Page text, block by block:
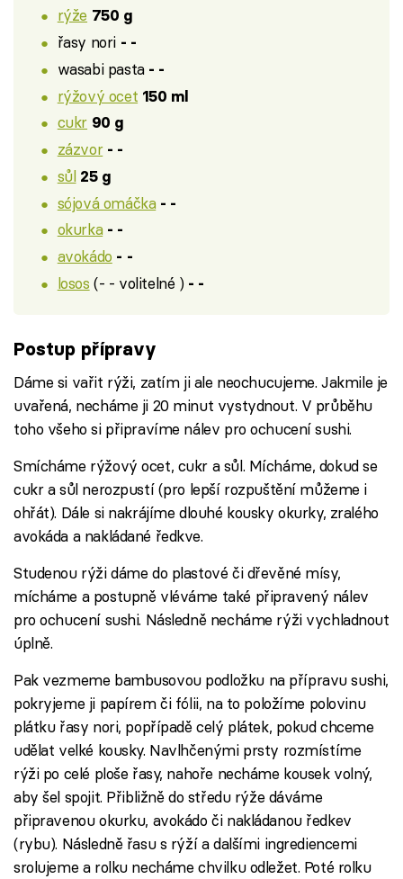
rýže 750 g
řasy nori - -
wasabi pasta - -
rýžový ocet 150 ml
cukr 90 g
zázvor - -
sůl 25 g
sójová omáčka - -
okurka - -
avokádo - -
losos (- - volitelné ) - -
Postup přípravy
Dáme si vařit rýži, zatím ji ale neochucujeme. Jakmile je
uvařená, necháme ji 20 minut vystydnout. V průběhu
toho všeho si připravíme nálev pro ochucení sushi.
Smícháme rýžový ocet, cukr a sůl. Mícháme, dokud se
cukr a sůl nerozpustí (pro lepší rozpuštění můžeme i
ohřát). Dále si nakrájíme dlouhé kousky okurky, zralého
avokáda a nakládané ředkve.
Studenou rýži dáme do plastové či dřevěné mísy,
mícháme a postupně vléváme také připravený nálev
pro ochucení sushi. Následně necháme rýži vychladnout
úplně.
Pak vezmeme bambusovou podložku na přípravu sushi,
pokryjeme ji papírem či fólii, na to položíme polovinu
plátku řasy nori, popřípadě celý plátek, pokud chceme
udělat velké kousky. Navlhčenými prsty rozmístíme
rýži po celé ploše řasy, nahoře necháme kousek volný,
aby šel spojit. Přibližně do středu rýže dáváme
připravenou okurku, avokádo či nakládanou ředkev
(rybu). Následně řasu s rýží a dalšími ingrediencemi
srolujeme a rolku necháme chvilku odležet. Poté rolku